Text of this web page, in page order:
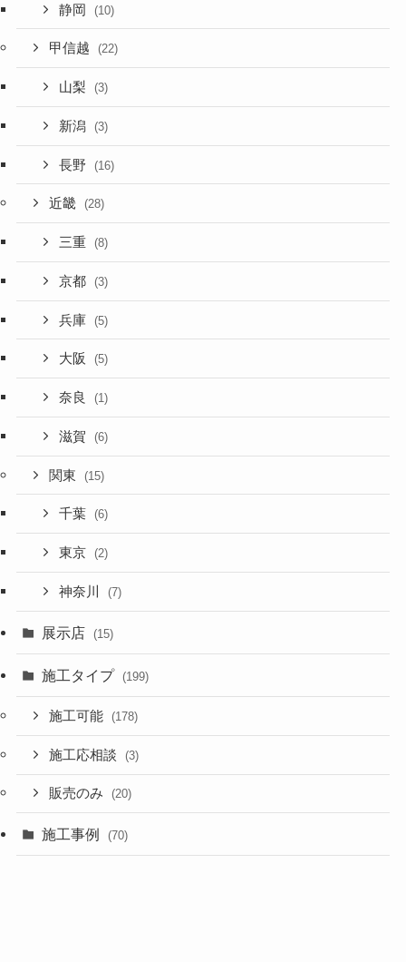
静岡 (10)
甲信越 (22)
山梨 (3)
新潟 (3)
長野 (16)
近畿 (28)
三重 (8)
京都 (3)
兵庫 (5)
大阪 (5)
奈良 (1)
滋賀 (6)
関東 (15)
千葉 (6)
東京 (2)
神奈川 (7)
展示店 (15)
施工タイプ (199)
施工可能 (178)
施工応相談 (3)
販売のみ (20)
施工事例 (70)